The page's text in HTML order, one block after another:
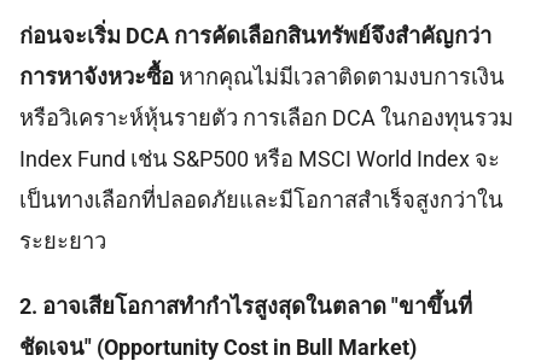
ก่อนจะเริ่ม DCA การคัดเลือกสินทรัพย์จึงสำคัญกว่า
การหาจังหวะซื้อ หากคุณไม่มีเวลาติดตามงบการเงิน
หรือวิเคราะห์หุ้นรายตัว การเลือก DCA ในกองทุนรวม
Index Fund เช่น S&P500 หรือ MSCI World Index จะ
เป็นทางเลือกที่ปลอดภัยและมีโอกาสสำเร็จสูงกว่าใน
ระยะยาว
2. อาจเสียโอกาสทำกำไรสูงสุดในตลาด "ขาขึ้นที่
ชัดเจน" (Opportunity Cost in Bull Market)